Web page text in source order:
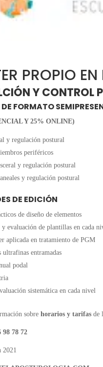
PROPIO
Y CONTROL
FORMATO
Y 25% ONLINE)
y regulación postural
periféricos
y regulación postural
y regulación postural
DE EDICIÓN
de diseño de elementos
y evaluación de plantillas en cada
aplicada en tratamiento de PGM
ultrafinas entramadas
podal
sistemática en cada nivel
sobre horarios y tarifas de
98 78 72
2021